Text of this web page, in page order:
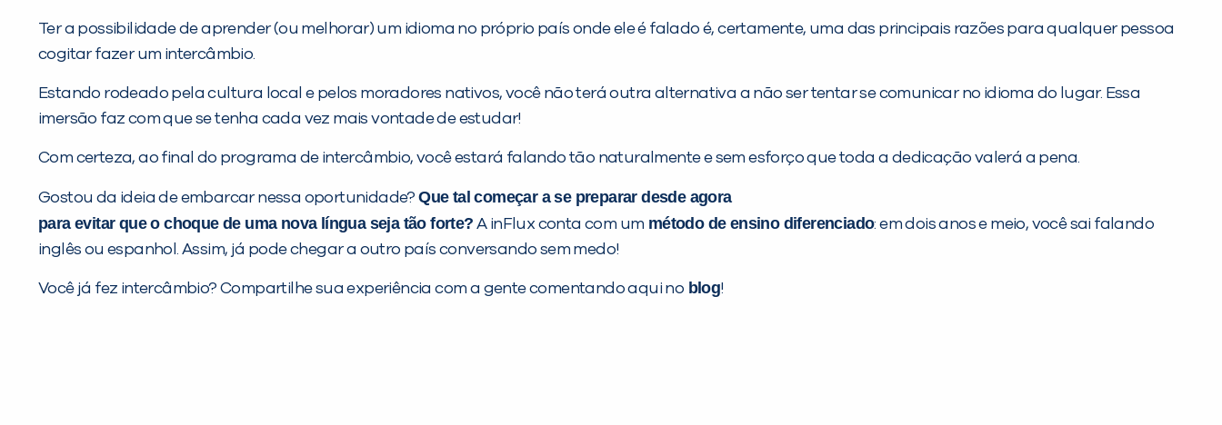
Ter a possibilidade de aprender (ou melhorar) um idioma no próprio país onde ele é falado é, certamente, uma das principais razões para qualquer pessoa
cogitar fazer um intercâmbio.
Estando rodeado pela cultura local e pelos moradores nativos, você não terá outra alternativa a não ser tentar se comunicar no idioma do lugar. Essa
imersão faz com que se tenha cada vez mais vontade de estudar!
Com certeza, ao final do programa de intercâmbio, você estará falando tão naturalmente e sem esforço que toda a dedicação valerá a pena.
Gostou da ideia de embarcar nessa oportunidade?Que tal começar a se preparar desde agora
para evitar que o choque de uma nova língua seja tão forte? A inFlux conta com um método de ensino diferenciado: em dois anos e meio, você sai falando
inglês ou espanhol. Assim, já pode chegar a outro país conversando sem medo!
Você já fez intercâmbio? Compartilhe sua experiência com a gente comentando aqui no blog!